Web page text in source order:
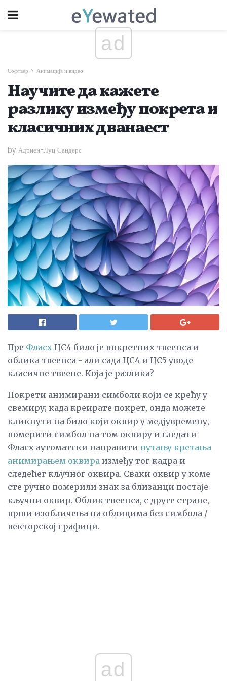
ad
Софтвер Анимација и видео
Научите да кажете
разлику између покрета и
класичних дванаест
by Адриен-Луц Сандерс
Пре Фласх ЦС4 било је покретних твеенса и
облика твеенса - али сада ЦС4 и ЦС5 уводе
класичне твеене. Која је разлика?
Покрети анимирани симболи који се крећу у
свемиру; када креирате покрет, онда можете
кликнути на било који оквир у медјувремену,
померити симбол на том оквиру и гледати
Фласх аутоматски направити путању кретања
анимирањем оквира између тог кадра и
следећег кључног оквира. Сваки оквир у коме
сте ручно померили знак за близанци постаје
кључни оквир. Облик твеенса, с друге стране,
врши изобличења на облицима без симбола /
векторској графици.
ad